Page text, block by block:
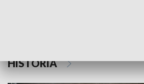
HISTORIA